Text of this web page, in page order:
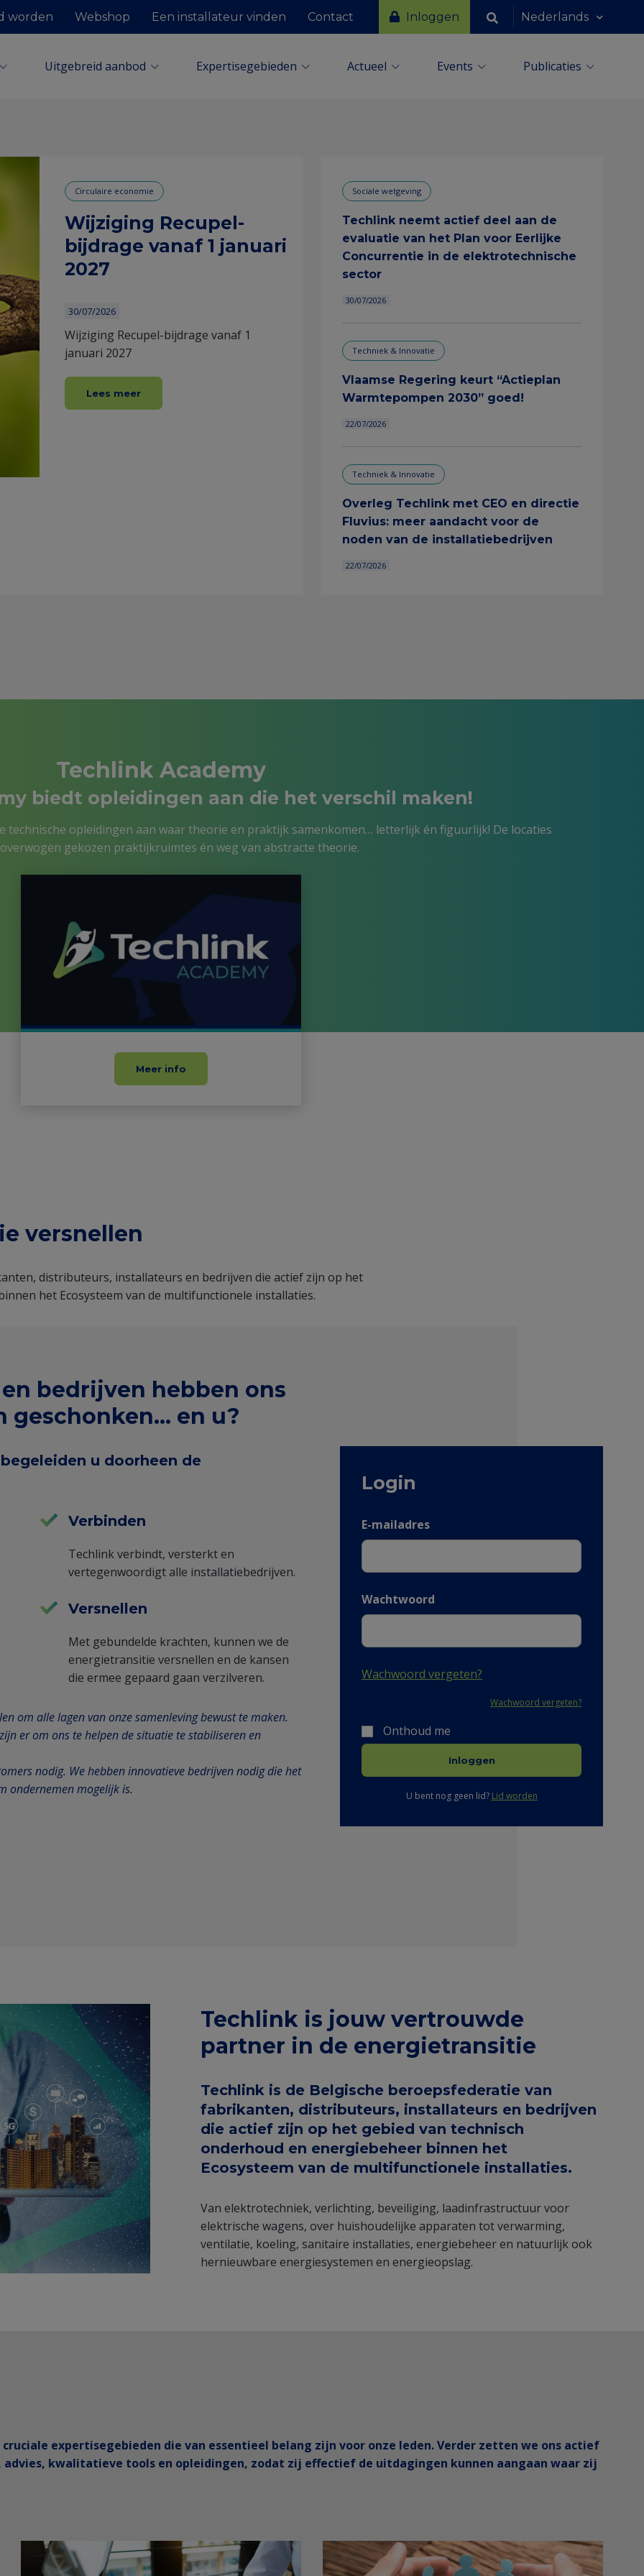
Uitgebreid aanbod Expertisegebieden Actueel Events Publicaties
Gebruikersmenu
Inloggen
Search
redirect
Zoeken
worden Webshop Een installateur vinden Contact
Language
Nederlands
Circulaire economie
Wijziging Recupel-
bijdrage vanaf 1 januari
2027
30/07/2026
Wijziging Recupel-bijdrage vanaf 1
januari 2027
Lees meer
Sociale wetgeving
Techlink neemt actief deel aan de
evaluatie van het Plan voor Eerlijke
Concurrentie in de elektrotechnische
sector
30/07/2026
Techniek & Innovatie
Vlaamse Regering keurt “Actieplan
Warmtepompen 2030” goed!
22/07/2026
Techniek & Innovatie
​Overleg Techlink met CEO en directie
Fluvius: meer aandacht voor de
noden van de installatiebedrijven​
22/07/2026
Techlink Academy
biedt opleidingen aan die het verschil maken!
technische opleidingen aan waar theorie en praktijk samenkomen… letterlijk én figuurlijk! De locaties
gekozen praktijkruimtes én weg van abstracte theorie.
Meer info
versnellen
distributeurs, installateurs en bedrijven die actief zijn op het
het Ecosysteem van de multifunctionele installaties.
bedrijven hebben ons
en u?
u doorheen de
Verbinden
Techlink verbindt, versterkt en
vertegenwoordigt alle installatiebedrijven.
Versnellen
Met gebundelde krachten, kunnen we de
energietransitie versnellen en de kansen
die ermee gepaard gaan verzilveren.
om alle lagen van onze samenleving bewust te maken.
er om ons te helpen de situatie te stabiliseren en
nodig. We hebben innovatieve bedrijven nodig die het
ondernemen mogelijk is.
Login
E-mailadres
Wachtwoord
Wachwoord vergeten?
Wachwoord vergeten?
Onthoud me
Inloggen
U bent nog geen lid? Lid worden
Techlink is jouw vertrouwde
partner in de energietransitie
Techlink is de Belgische beroepsfederatie van
fabrikanten, distributeurs, installateurs en bedrijven
die actief zijn op het gebied van technisch
onderhoud en energiebeheer binnen het
Ecosysteem van de multifunctionele installaties.
Van elektrotechniek, verlichting, beveiliging, laadinfrastructuur voor
elektrische wagens, over huishoudelijke apparaten tot verwarming,
ventilatie, koeling, sanitaire installaties, energiebeheer en natuurlijk ook
hernieuwbare energiesystemen en energieopslag.
expertisegebieden die van essentieel belang zijn voor onze leden. Verder zetten we ons actief
kwalitatieve tools en opleidingen, zodat zij effectief de uitdagingen kunnen aangaan waar zij